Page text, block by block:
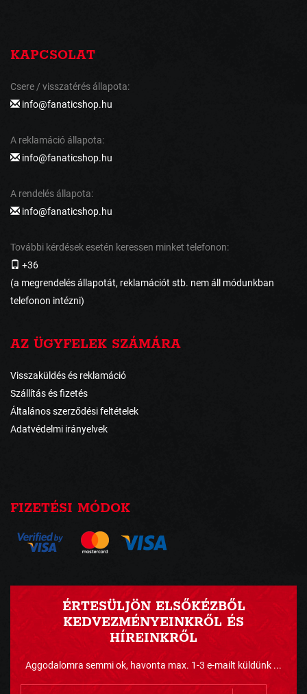
KAPCSOLAT
Csere / visszatérés állapota:
info@fanaticshop.hu
A reklamáció állapota:
info@fanaticshop.hu
A rendelés állapota:
info@fanaticshop.hu
További kérdések esetén keressen minket telefonon:
+36
(a megrendelés állapotát, reklamációt stb. nem áll módunkban
telefonon intézni)
AZ ÜGYFELEK SZÁMÁRA
Visszaküldés és reklamáció
Szállítás és fizetés
Általános szerződési feltételek
Adatvédelmi irányelvek
FIZETÉSI MÓDOK
ÉRTESÜLJÖN ELSŐKÉZBŐL
KEDVEZMÉNYEINKRŐL ÉS
HÍREINKRŐL
Aggodalomra semmi ok, havonta max. 1-3 e-mailt küldünk ...